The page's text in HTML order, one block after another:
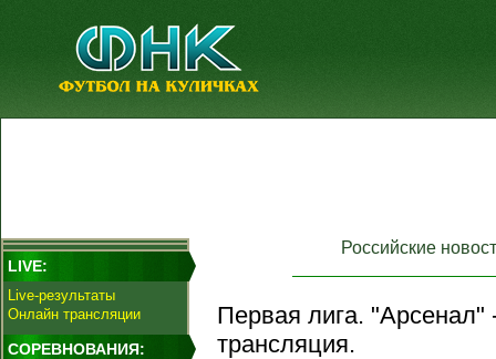
LIVE:
Live-результаты
Онлайн трансляции
СОРЕВНОВАНИЯ:
Российские
Первая лига.
трансляция.